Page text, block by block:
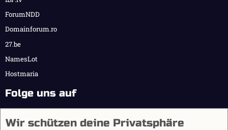
ForumNDD
Domainforum.ro
27.be
NamesLot
Hostmaria
Folge uns auf
Wir schützen deine Privatsphäre